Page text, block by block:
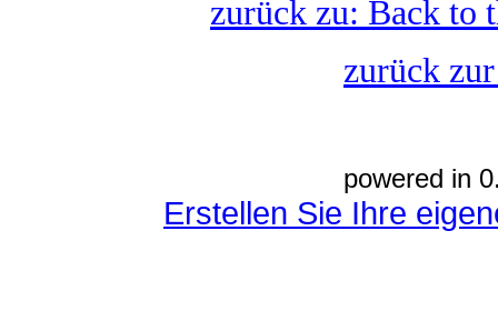
zurück zu: Back to
zurück
powered in
Erstellen Sie Ihre